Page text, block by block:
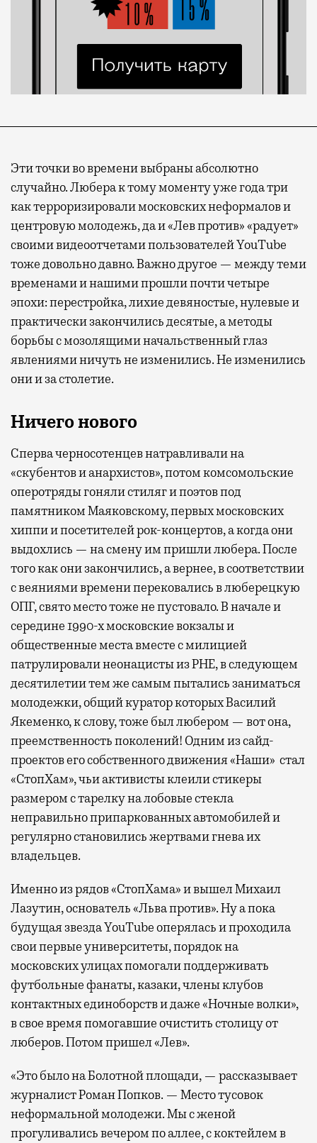
Эти точки во времени выбраны абсолютно
случайно. Любера к тому моменту уже года три
как терроризировали московских неформалов и
центровую молодежь, да и «Лев против» «радует»
своими видеоотчетами пользователей YouTube
тоже довольно давно. Важно другое — между теми
временами и нашими прошли почти четыре
эпохи: перестройка, лихие девяностые, нулевые и
практически закончились десятые, а методы
борьбы с мозолящими начальственный глаз
явлениями ничуть не изменились. Не изменились
они и за столетие.
Ничего нового
Сперва черносотенцев натравливали на
«скубентов и анархистов», потом комсомольские
оперотряды гоняли стиляг и поэтов под
памятником Маяковскому, первых московских
хиппи и посетителей рок-концертов, а когда они
выдохлись — на смену им пришли любера. После
того как они закончились, а вернее, в соответствии
с веяниями времени перековались в люберецкую
ОПГ, свято место тоже не пустовало. В начале и
середине 1990-х московские вокзалы и
общественные места вместе с милицией
патрулировали неонацисты из РНЕ, в следующем
десятилетии тем же самым пытались заниматься
молодежки, общий куратор которых Василий
Якеменко, к слову, тоже был любером — вот она,
преемственность поколений! Одним из сайд-
проектов его собственного движения «Наши» стал
«СтопХам», чьи активисты клеили стикеры
размером с тарелку на лобовые стекла
неправильно припаркованных автомобилей и
регулярно становились жертвами гнева их
владельцев.
Именно из рядов «СтопХама» и вышел Михаил
Лазутин, основатель «Льва против». Ну а пока
будущая звезда YouTube оперялась и проходила
свои первые университеты, порядок на
московских улицах помогали поддерживать
футбольные фанаты, казаки, члены клубов
контактных единоборств и даже «Ночные волки»,
в свое время помогавшие очистить столицу от
люберов. Потом пришел «Лев».
«Это было на Болотной площади, — рассказывает
журналист Роман Попков. — Место тусовок
неформальной молодежи. Мы с женой
прогуливались вечером по аллее, с коктейлем в